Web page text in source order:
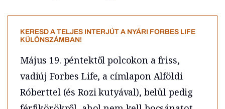
KERESD A TELJES INTERJÚT A NYÁRI FORBES LIFE
KÜLÖNSZÁMBAN!
Május 19. péntektől polcokon a friss,
vadiúj Forbes Life, a címlapon Alföldi
Róberttel (és Rozi kutyával), belül pedig